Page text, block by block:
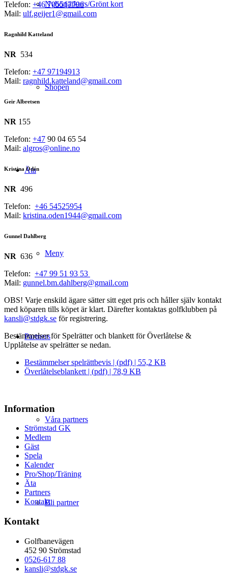
Nybörjarkurs/Grönt kort
Shopen
Äta
Meny
Partners
Våra partners
Bli partner
Telefon: +46 705517796
Mail: ulf.geijer1@gmail.com
Ragnhild Katteland
NR 534
Telefon: +47 97194913
Mail: ragnhild.katteland@gmail.com
Geir Albretsen
NR 155
Telefon: +47 90 04 65 54
Mail: algros@online.no
Kristina Odén
NR 496
Telefon: +46 54525954
Mail: kristina.oden1944@gmail.com
Gunnel Dahlberg
NR 636
Telefon: +47 99 51 93 53
Mail: gunnel.bm.dahlberg@gmail.com
OBS! Varje enskild ägare sätter sitt eget pris och håller själv kontakt
med köparen tills köpet är klart. Därefter kontaktas golfklubben på
kansli@stdgk.se för registrering.
Bestämmelser för Spelrätter och blankett för Överlåtelse &
Upplåtelse av spelrätter se nedan.
Bestämmelser spelrättbevis | (pdf) | 55,2 KB
Överlåtelseblankett | (pdf) | 78,9 KB
Information
Strömstad GK
Medlem
Gäst
Spela
Kalender
Pro/Shop/Träning
Äta
Partners
Kontakt
Kontakt
Golfbanevägen
452 90 Strömstad
0526-617 88
kansli@stdgk.se